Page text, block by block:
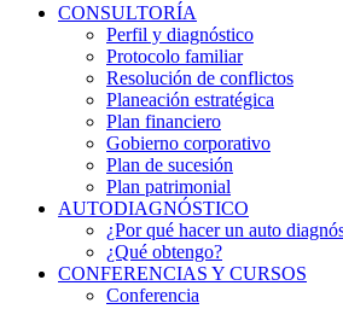
CONSULTORÍA
Perfil y diagnóstico
Protocolo familiar
Resolución de conflictos
Planeación estratégica
Plan financiero
Gobierno corporativo
Plan de sucesión
Plan patrimonial
AUTODIAGNÓSTICO
¿Por qué hacer un auto
¿Qué obtengo?
CONFERENCIAS Y CURSOS
Conferencia